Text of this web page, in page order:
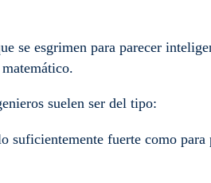
se esgrimen para parecer
suelen ser del tipo:
suficientemente fuerte como